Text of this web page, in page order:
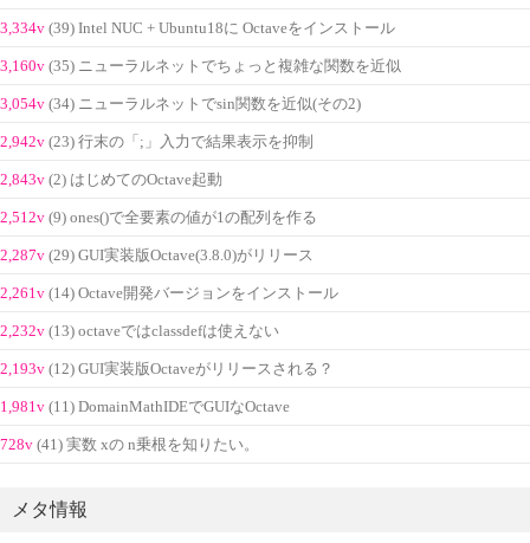
3,334v (39) Intel NUC + Ubuntu18に Octaveをインストール
3,160v (35) ニューラルネットでちょっと複雑な関数を近似
3,054v (34) ニューラルネットでsin関数を近似(その2)
2,942v (23) 行末の「;」入力で結果表示を抑制
2,843v (2) はじめてのOctave起動
2,512v (9) ones()で全要素の値が1の配列を作る
2,287v (29) GUI実装版Octave(3.8.0)がリリース
2,261v (14) Octave開発バージョンをインストール
2,232v (13) octaveではclassdefは使えない
2,193v (12) GUI実装版Octaveがリリースされる？
1,981v (11) DomainMathIDEでGUIなOctave
728v (41) 実数 xの n乗根を知りたい。
メタ情報